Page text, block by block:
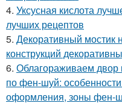
4. Уксусная кислота
лучших рецептов
5. Декоративный мостик
конструкций
6. Облагораживаем
по фен-шуй:
оформления, зоны фен-